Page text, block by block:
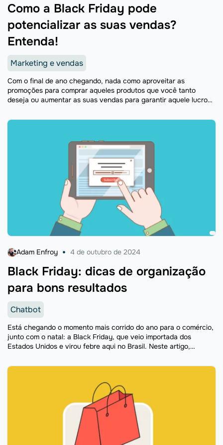
Como a Black Friday pode
potencializar as suas vendas?
Entenda!
Marketing e vendas
Com o final de ano chegando, nada como aproveitar as
promoções para comprar aqueles produtos que você tanto
deseja ou aumentar as suas vendas para garantir aquele lucro
Black Friday: dicas de organização
para bons resultados
Adam Enfroy 4 de outubro de 2024
Chatbot
Está chegando o momento mais corrido do ano para o comércio,
junto com o natal: a Black Friday, que veio importada dos
Estados Unidos e virou febre aqui no Brasil. Neste artigo,